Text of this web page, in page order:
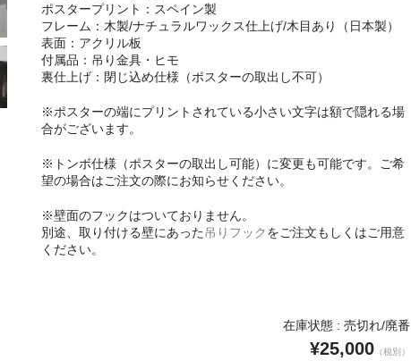
ポスタープリント：スペイン製
フレーム：木製/ナチュラルワックス仕上げ/木目あり（日本製）
表面：アクリル板
付属品：吊り金具・ヒモ
裏仕上げ：閉じ込め仕様（ポスターの取出し不可）
※ポスターの端にプリントされている小さい文字は額で隠れる場
合がございます。
※トンボ仕様（ポスターの取出し可能）に変更も可能です。ご希
望の場合はご注文の際にお知らせください。
※壁面のフックはついておりません。
別途、取り付ける壁にあった吊りフックをご注文もしくはご用意
ください。
在庫状態 : 売切れ/廃番
¥25,000 （税別）